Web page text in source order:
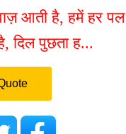
आती है, हमें हर पल
दिल पुछता ह...